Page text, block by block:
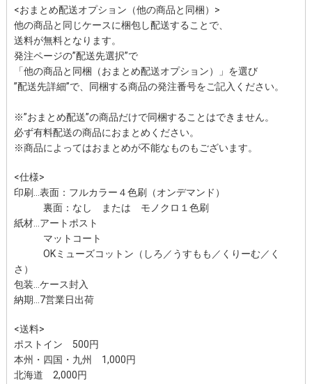
<おまとめ配送オプション（他の商品と同梱）>
他の商品と同じケースに梱包し配送することで、
送料が無料となります。
発注ページの”配送先選択”で
「他の商品と同梱（おまとめ配送オプション）」を選び
”配送先詳細”で、同梱する商品の発注番号をご記入ください。
※”おまとめ配送”の商品だけで同梱することはできません。
必ず有料配送の商品におまとめください。
※商品によってはおまとめが不能なものもございます。
<仕様>
印刷…表面：フルカラー４色刷（オンデマンド）
裏面：なし または モノクロ１色刷
紙材…アートポスト
マットコート
OKミューズコットン（しろ／うすもも／くりーむ／く
さ）
包装…ケース封入
納期…7営業日出荷
<送料>
ポストイン 500円
本州・四国・九州 1,000円
北海道 2,000円